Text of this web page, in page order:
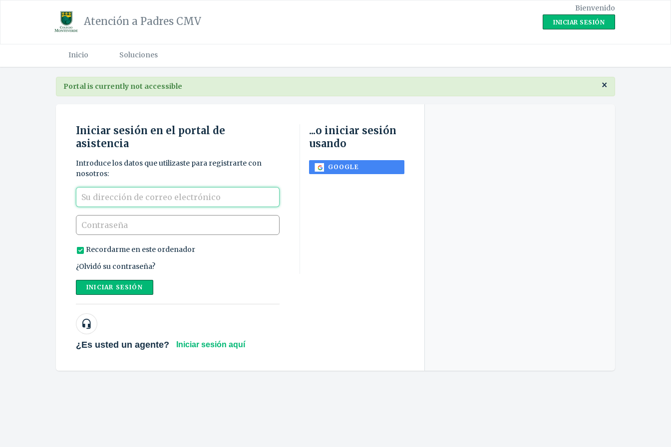
Atención a Padres CMV
Bienvenido
INICIAR SESIÓN
Inicio Soluciones
×
Portal is currently not accessible
Iniciar sesión en el portal de
asistencia
Introduce los datos que utilizaste para registrarte con
nosotros:
Recordarme en este ordenador
¿Olvidó su contraseña?
INICIAR SESIÓN
¿Es usted un agente? Iniciar sesión aquí
...o iniciar sesión
usando
GOOGLE